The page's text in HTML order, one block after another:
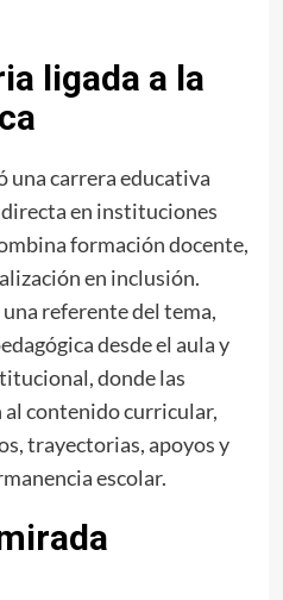
ligada a la
una carrera educativa
en instituciones
formación docente,
en inclusión.
referente del tema,
desde el aula y
donde las
contenido curricular,
trayectorias, apoyos y
escolar.